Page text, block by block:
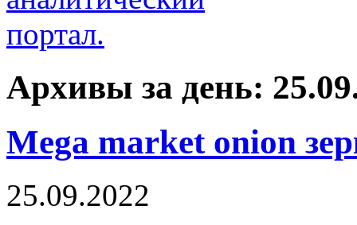
Архивы за день:
Mega market onion
25.09.2022